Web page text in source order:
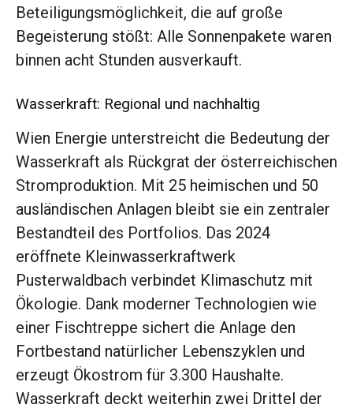
Beteiligungsmöglichkeit, die auf große
Begeisterung stößt: Alle Sonnenpakete waren
binnen acht Stunden ausverkauft.
Wasserkraft: Regional und nachhaltig
Wien Energie unterstreicht die Bedeutung der
Wasserkraft als Rückgrat der österreichischen
Stromproduktion. Mit 25 heimischen und 50
ausländischen Anlagen bleibt sie ein zentraler
Bestandteil des Portfolios. Das 2024
eröffnete Kleinwasserkraftwerk
Pusterwaldbach verbindet Klimaschutz mit
Ökologie. Dank moderner Technologien wie
einer Fischtreppe sichert die Anlage den
Fortbestand natürlicher Lebenszyklen und
erzeugt Ökostrom für 3.300 Haushalte.
Wasserkraft deckt weiterhin zwei Drittel der